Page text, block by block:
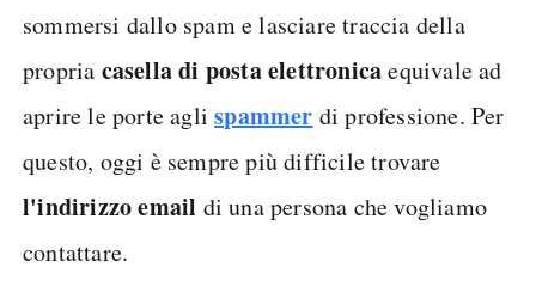
sommersi dallo spam e lasciare traccia della
propria casella di posta elettronicaequivale ad
aprire le porte aglispammer di professione. Per
questo, oggi è sempre più difficile trovare
l'indirizzo email di una persona che vogliamo
contattare.